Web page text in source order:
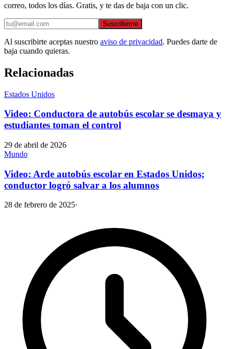
correo, todos los días. Gratis, y te das de baja con un clic.
Suscribirme
Al suscribirte aceptas nuestro aviso de privacidad. Puedes darte de
baja cuando quieras.
Relacionadas
Estados Unidos
Video: Conductora de autobús escolar se desmaya y
estudiantes toman el control
29 de abril de 2026
Mundo
Video: Arde autobús escolar en Estados Unidos;
conductor logró salvar a los alumnos
28 de febrero de 2025·